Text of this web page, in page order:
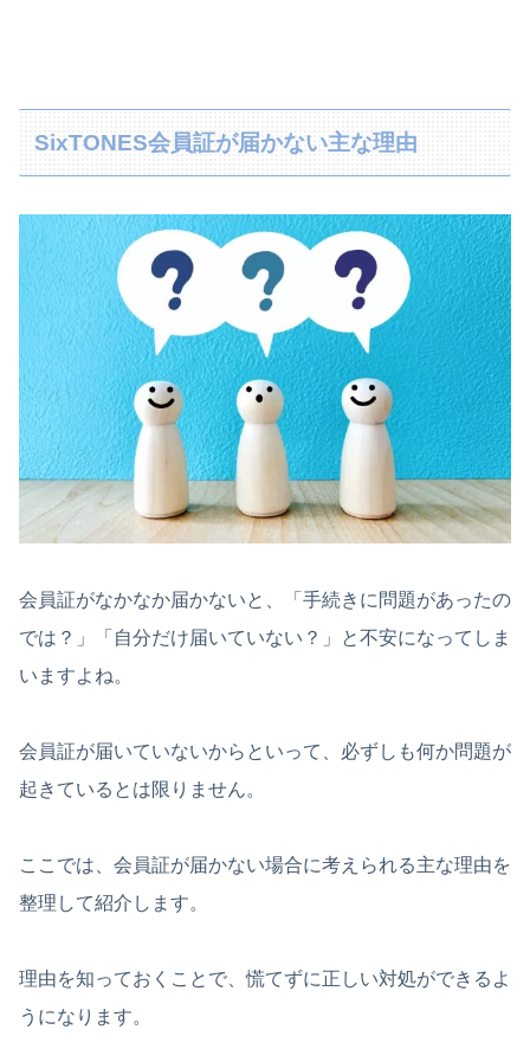
SixTONES会員証が届かない主な理由
会員証がなかなか届かないと、「手続きに問題があったの
では？」「自分だけ届いていない？」と不安になってしま
いますよね。
会員証が届いていないからといって、必ずしも何か問題が
起きているとは限りません。
ここでは、会員証が届かない場合に考えられる主な理由を
整理して紹介します。
理由を知っておくことで、慌てずに正しい対処ができるよ
うになります。